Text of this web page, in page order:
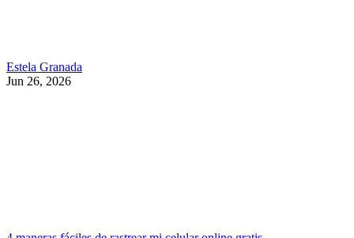
Estela Granada
Jun 26, 2026